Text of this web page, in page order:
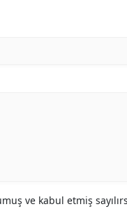
ve kabul etmiş